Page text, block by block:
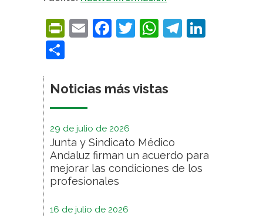
PrintFriendly
EmailFacebook
Twitter
WhatsApp
Noticias más vistas
29 de julio de 2026
Junta y Sindicato Médico
Andaluz firman un acuerdo para
mejorar las condiciones de los
profesionales
16 de julio de 2026